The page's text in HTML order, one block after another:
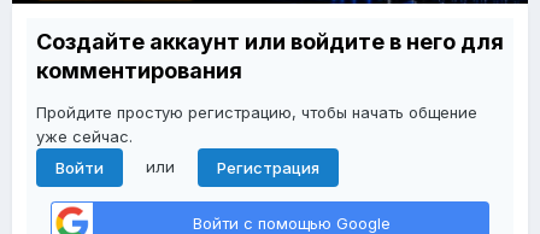
Создайте аккаунт или войдите в него для
комментирования
Пройдите простую регистрацию, чтобы начать общение
уже сейчас.
Войти
или Регистрация
Войти с помощью Google